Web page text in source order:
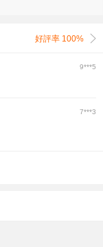
好評率 100%
9***5
7***3